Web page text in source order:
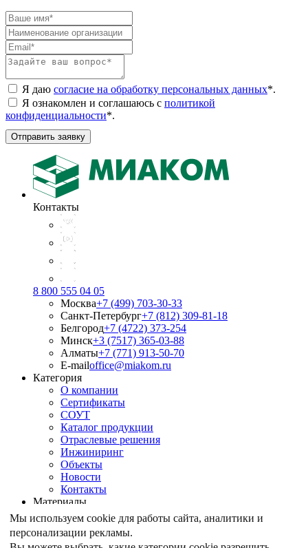
Я даю согласие на обработку персональных данных*.
Я ознакомлен и соглашаюсь с политикой
конфиденциальности*.
Отправить заявку
Контакты
8 800 555 04 05
Москва+7 (499) 703-30-33
Санкт-Петербург+7 (812) 309-81-18
Белгород+7 (4722) 373-254
Минск+3 (7517) 365-03-88
Алматы+7 (771) 913-50-70
E-mailoffice@miakom.ru
Категория
О компании
Сертификаты
СОУТ
Каталог продукции
Отраслевые решения
Инжиниринг
Объекты
Новости
Контакты
Материалы
Армирование грунтов
Армирование асфальтобетона
Геомембрана
Мы используем cookie для работы сайта, аналитики и
персонализации рекламы.